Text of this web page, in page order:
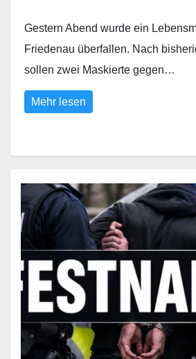
Gestern Abend wurde ein
Friedenau überfallen. Nach
sollen zwei Maskierte gegen…
Mehr lesen